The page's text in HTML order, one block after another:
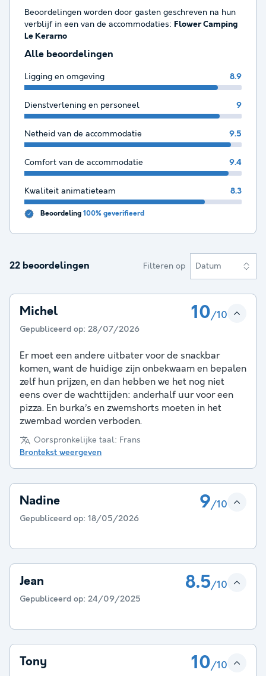
Beoordelingen worden door gasten geschreven na hun
verblijf in een van de accommodaties: Flower Camping
Le Kerarno
Alle beoordelingen
Ligging en omgeving 8.9
Dienstverlening en personeel 9
Netheid van de accommodatie 9.5
Comfort van de accommodatie 9.4
Kwaliteit animatieteam 8.3
Beoordeling 100% geverifieerd
22 beoordelingen Filteren op Datum
Michel 10/10
Gepubliceerd op: 28/07/2026
Er moet een andere uitbater voor de snackbar
komen, want de huidige zijn onbekwaam en bepalen
zelf hun prijzen, en dan hebben we het nog niet
eens over de wachttijden: anderhalf uur voor een
pizza. En burka’s en zwemshorts moeten in het
zwembad worden verboden.
Oorspronkelijke taal: Frans
Brontekst weergeven
Nadine 9/10
Gepubliceerd op: 18/05/2026
Jean 8.5/10
Gepubliceerd op: 24/09/2025
Tony 10/10